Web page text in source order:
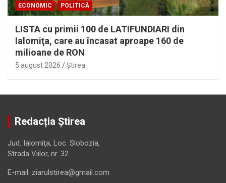
ECONOMIC POLITICĂ
LISTA cu primii 100 de LATIFUNDIARI din
Ialomiţa, care au încasat aproape 160 de
milioane de RON
5 august 2026 Ştirea
Redacția Știrea
Jud. Ialomiţa, Loc. Slobozia,
Strada Viilor, nr. 32
E-mail: ziarulstirea@gmail.com